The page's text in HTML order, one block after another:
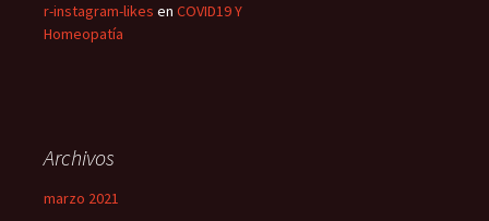
r-instagram-likes en COVID19 Y
Homeopatía
Archivos
marzo 2021